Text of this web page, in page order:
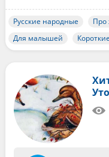
Русские народные Про
Для малышей
Короткие